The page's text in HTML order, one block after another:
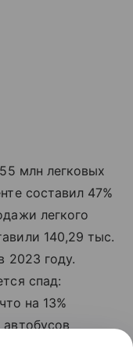
млн легковых
составил 47%
легкого
140,29 тыс.
2023 году.
спад:
на 13%